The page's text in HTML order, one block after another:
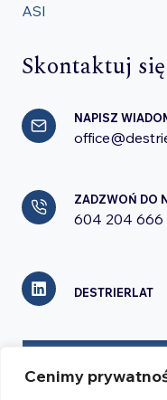
Cenimy
ASI
Skontaktuj się
NAPISZ
ZADZWOŃ DO
604 204 666
DESTRIERLAT
FORMULARZ